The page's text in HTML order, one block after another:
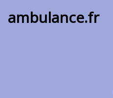
ambulance.fr